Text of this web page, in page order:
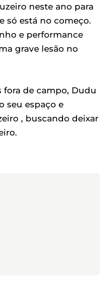
neste ano para
só está no começo.
e performance
grave lesão no
fora de campo, Dudu
seu espaço e
, buscando deixar